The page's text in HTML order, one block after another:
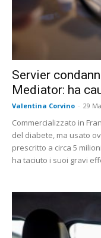
Servier
Mediator: ha
Valentina Corvino - 29
Commercializzato in
del diabete, ma usato
prescritto a circa 5
ha taciuto i suoi gravi